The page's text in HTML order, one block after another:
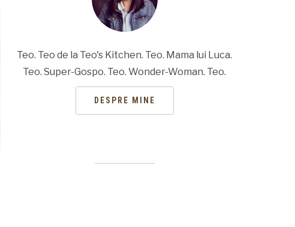
Teo. Teo de la Teo's Kitchen. Teo. Mama lui Luca.
Teo. Super-Gospo. Teo. Wonder-Woman. Teo.
DESPRE MINE